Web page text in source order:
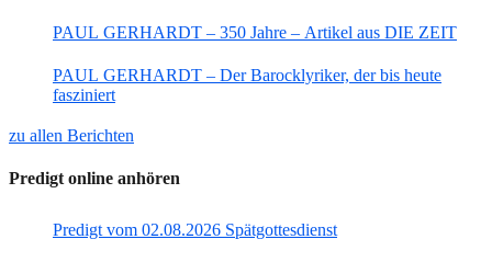
PAUL GERHARDT – 350 Jahre – Artikel aus DIE ZEIT
PAUL GERHARDT – Der Barocklyriker, der bis heute
fasziniert
zu allen Berichten
Predigt online anhören
Predigt vom 02.08.2026 Spätgottesdienst